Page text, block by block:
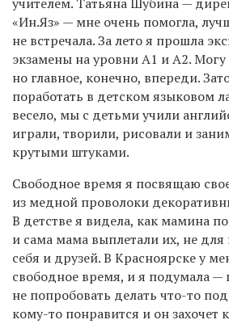
учителем. Татьяна Шубина —
«Ин.Яз» — мне очень помогла,
не встречала. За лето я прошла
экзамены на уровни А1 и А2. Могу
но главное, конечно, впереди.
поработать в детском языковом
весело, мы с детьми учили
играли, творили, рисовали и
крутыми штуками.
Свободное время я посвящаю
из медной проволоки
В детстве я видела, как мамина
и сама мама выплетали их, не
себя и друзей. В Красноярске у
свободное время, и я подумала —
не попробовать делать что-то
кому-то понравится и он захочет